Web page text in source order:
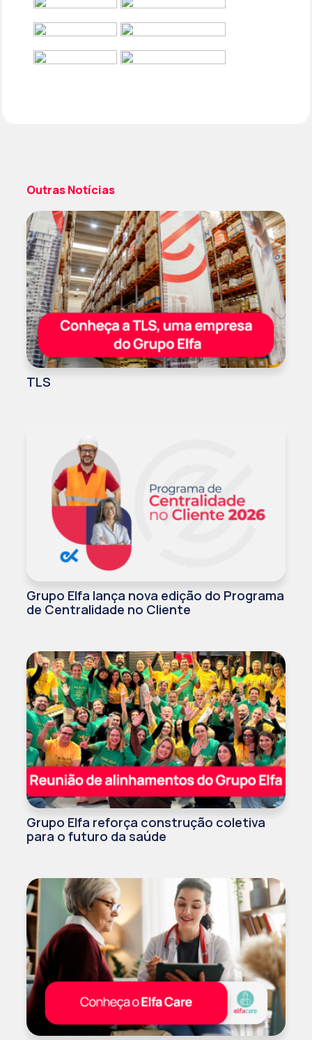
Outras Notícias
TLS
Grupo Elfa lança nova edição do Programa
de Centralidade no Cliente
Grupo Elfa reforça construção coletiva
para o futuro da saúde